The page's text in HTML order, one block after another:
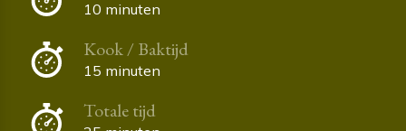
10 minuten
Kook / Baktijd
15 minuten
Totale tijd